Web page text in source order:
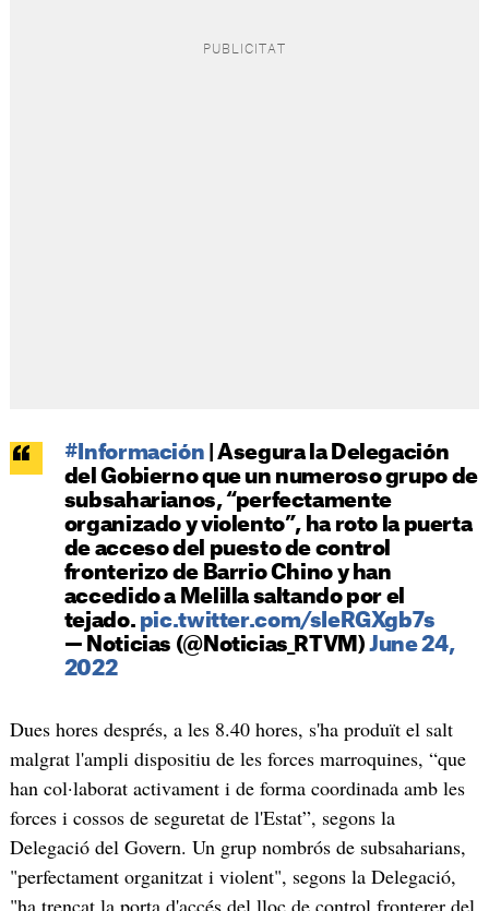
#Información | Asegura la Delegación
del Gobierno que un numeroso grupo de
subsaharianos, “perfectamente
organizado y violento”, ha roto la puerta
de acceso del puesto de control
fronterizo de Barrio Chino y han
accedido a Melilla saltando por el
tejado. pic.twitter.com/sIeRGXgb7s
— Noticias (@Noticias_RTVM)June 24,
2022
Dues hores després, a les 8.40 hores, s'ha produït el salt
malgrat l'ampli dispositiu de les forces marroquines, “que
han col·laborat activament i de forma coordinada amb les
forces i cossos de seguretat de l'Estat”, segons la
Delegació del Govern. Un grup nombrós de subsaharians,
"perfectament organitzat i violent", segons la Delegació,
"ha trencat la porta d'accés del lloc de control fronterer del